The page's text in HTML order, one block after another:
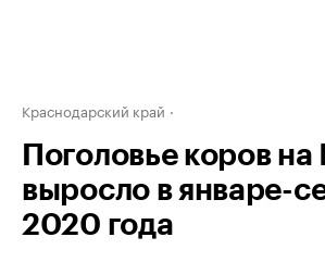
Краснодарский край
Поголовье коров на
выросло в январе-
2020 года